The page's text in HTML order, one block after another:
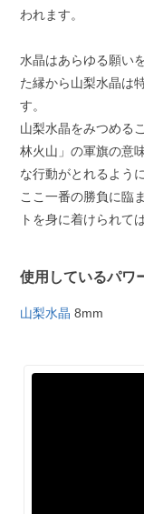
われます。
水晶はあらゆる願い
た縁から山梨水晶は
す。
山梨水晶をみつめる
林火山」の軍旗の意
な行動がとれるよう
ここ一番の勝負に臨
トを身に着けられて
使用しているパワ
山梨水晶 8mm